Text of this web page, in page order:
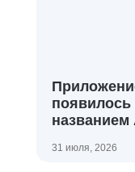
названием
31 июля, 2026